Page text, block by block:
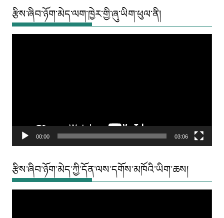
རྩིས་ཞིབ་ཉོག་མེད་ལག་ཁྱེར་གྱི་ཞུ་ཡིག་ཕུལ་ནི།
00:00 03:06
རྩིས་ཞིབ་ཉོག་མེད་ཀྱི་དོན་ལས་དགོས་མཁོའི་ཡིག་ཆས།